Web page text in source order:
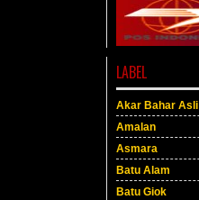
LABEL
Akar Bahar Asli
Amalan
Asmara
Batu Alam
Batu Giok